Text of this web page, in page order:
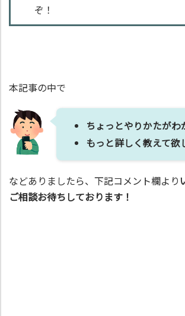
ぞ！
本記事の中で
ちょっとやりかたがわ
もっと詳しく教えて欲
などありましたら、下記コメント欄より
ご相談お待ちしております！